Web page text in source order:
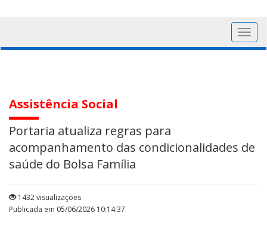
Assistência Social
Portaria atualiza regras para
acompanhamento das condicionalidades de
saúde do Bolsa Família
1432 visualizações
Publicada em 05/06/2026 10:14:37